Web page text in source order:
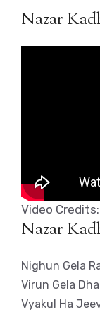
Nazar
Video
Nazar
Nighun Gela
Virun Gela
Vyakul Ha